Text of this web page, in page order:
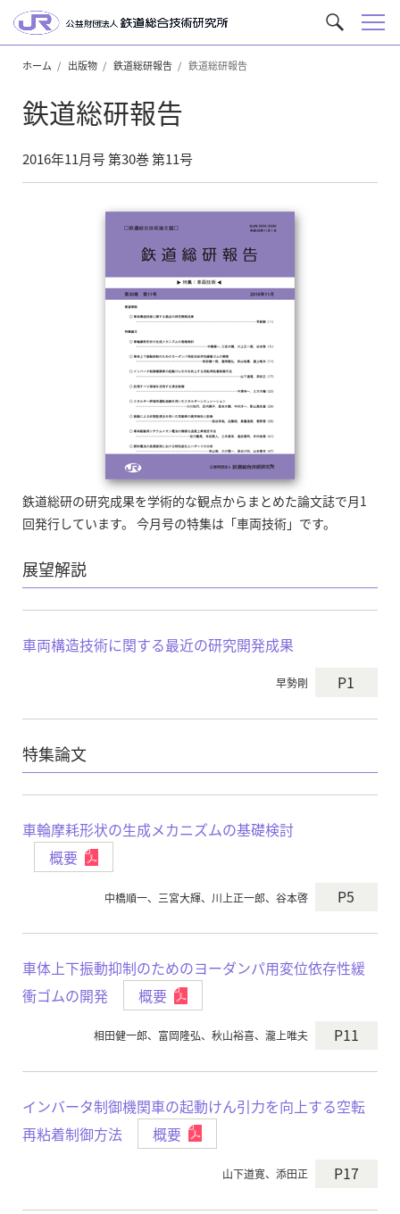
サ
イ
メ
ホーム 出版物 鉄道総研報告 鉄道総研報告
鉄道総研報告
2016年11月号 第30巻 第11号
鉄道総研の研究成果を学術的な観点からまとめた論文誌で月1
回発行しています。 今月号の特集は「車両技術」です。
展望解説
車両構造技術に関する最近の研究開発成果
早勢剛 P1
特集論文
車輪摩耗形状の生成メカニズムの基礎検討
概要
中橋順一、三宮大輝、川上正一郎、谷本啓 P5
車体上下振動抑制のためのヨーダンパ用変位依存性緩
衝ゴムの開発
概要
相田健一郎、富岡隆弘、秋山裕喜、瀧上唯夫 P11
インバータ制御機関車の起動けん引力を向上する空転
再粘着制御方法
概要
山下道寛、添田正 P17